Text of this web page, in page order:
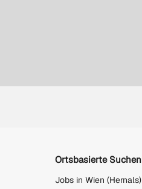
Ortsbasierte Suchen
Jobs in Wien (Hernals)